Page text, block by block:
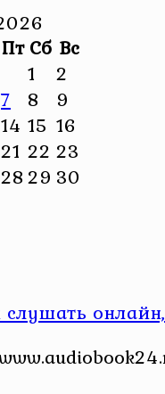
Пт Сб Вс
1
2
7 8
9
14 15 16
21 22 23
2829 30